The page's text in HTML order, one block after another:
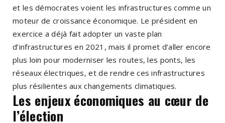
et les démocrates voient les infrastructures comme un
moteur de croissance économique. Le président en
exercice a déjà fait adopter un vaste plan
d’infrastructures en 2021, mais il promet d’aller encore
plus loin pour moderniser les routes, les ponts, les
réseaux électriques, et de rendre ces infrastructures
plus résilientes aux changements climatiques.
Les enjeux économiques au cœur de
l’élection